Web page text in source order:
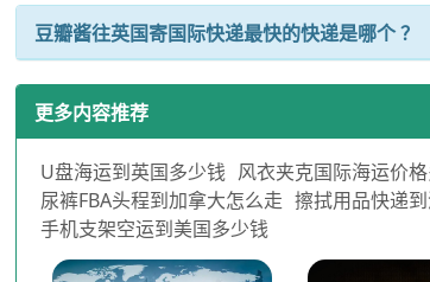
豆瓣酱往英国寄国际快递最快的快递是哪个 ？
更多内容推荐
U盘海运到英国多少钱 风衣夹克国际海运价
尿裤FBA头程到加拿大怎么走 擦拭用品快递
手机支架空运到美国多少钱